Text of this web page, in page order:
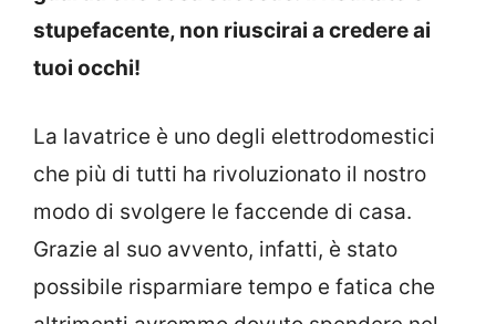
stupefacente, non riuscirai a credere ai
tuoi occhi!
La lavatrice è uno degli elettrodomestici
che più di tutti ha rivoluzionato il nostro
modo di svolgere le faccende di casa.
Grazie al suo avvento, infatti, è stato
possibile risparmiare tempo e fatica che